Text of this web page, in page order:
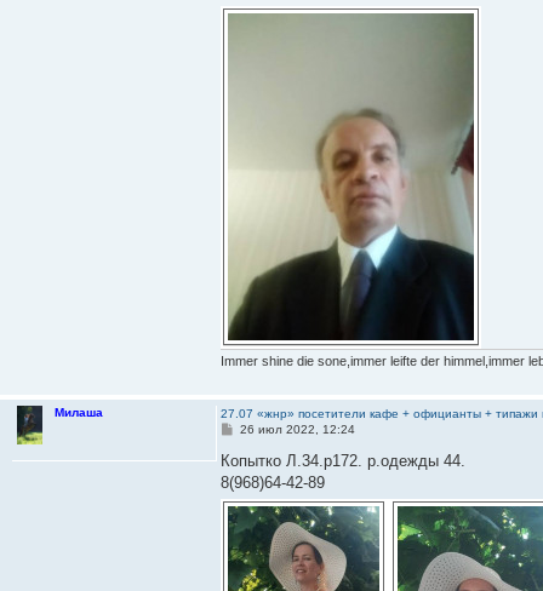
е
Immer shine die sone,immer leifte der himmel,immer
Милаша
27.07 «жнр» посетители кафе + официанты +
С
о
щ
е
н
и
е
26 июл 2022, 12:24
Копытко Л.34.р172. р.одежды 44.
8(968)64-42-89